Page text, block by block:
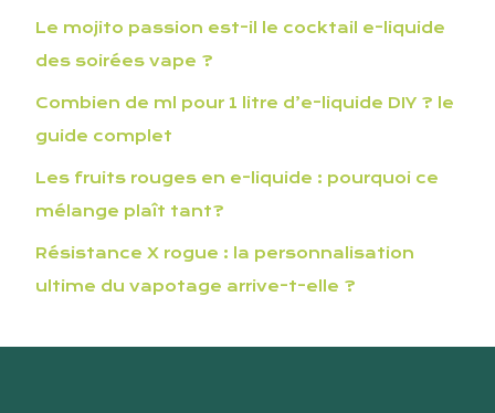
Le mojito passion est-il le cocktail e-liquide
des soirées vape ?
Combien de ml pour 1 litre d’e-liquide DIY ? le
guide complet
Les fruits rouges en e-liquide : pourquoi ce
mélange plaît tant?
Résistance X rogue : la personnalisation
ultime du vapotage arrive-t-elle ?